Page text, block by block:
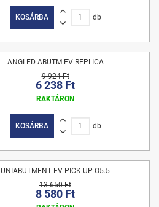
KOSÁRBA db
ANGLED ABUTM.EV REPLICA
9 924 Ft
6 238 Ft
RAKTÁRON
KOSÁRBA db
UNIABUTMENT EV PICK-UP O5.5
13 650 Ft
8 580 Ft